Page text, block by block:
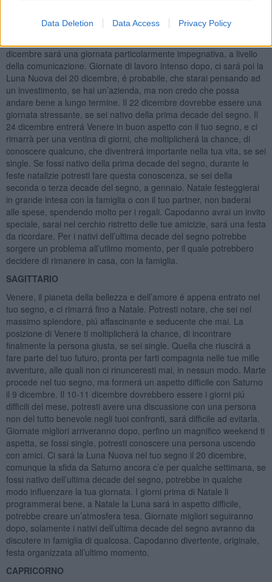
Data Deletion Data Access Privacy Policy
single e nativo dell’ultima decade del segno, con una persona
giovane e brillante potresti fare conoscenza, avrete un intesa
dicembre sará una giornata particolarmente impegnativa, a livello
della comunicazione. Giornate di lavoro intenso dopo, ci sará poi la
Luna Nuova del 20 dicembre, é probabile, che starai pensando ad
un investimento, se hai un’azienda, ma non credo che possa
andare bene a lungo termine. Il 22 dicembre dovrebbe essere una
giornata stressante, se sei nativo della prima decade del segno. Il
24 dicembre entrerá Venere in buon aspetto con il tuo segno, e ci
rimarrà per una ventina di giorni, che moltiplicherá la chance, di
conoscere qualcuno, che diventrerá importante nella tua vita, se sei
single. Se fossi nativo della prima decade del segno, durante le
feste natalizie potresti fare questa conoscenza, se sei della
seconda o terza decade del segno, a gennaio. Natale festeggierai
in grande intesa con la famiglia o con il tuo partner, non baderai
alle spese, spendendo molto per i regali. Capodanno avrai un invito
speciale, sarai nel cerchio ristretto delle tue amicizie, sará una festa
da ricordare. Per i nativi dell’ultima decade del segno potrebbe
sorgere un problema all’utlimo momento, per il quale potrebbero
decidere di rimanere in casa, con la famiglia.
SAGITTARIO
Venere, il pianeta della bellezza e dell’amore é appena entrato nel
tuo segno, e ci rimarrá fino a Natale. Potresti notare, che sei nel
massimo splendore, piú affascinante e seducente che mai. La
posizione di Venere ti moltiplicherá la chance, di incontrare
finalmente la persona giusta, se sei single. Quella che riuscirá a
fare parte del tuo futuro, pronta per farti compagnia nelle tue mille
avventure, alle quali non ci rinunceresti mai, in nessun modo. Marte
procede nel tuo segno, ma formerá un aspetto difficile con Saturno
il 9 dicembre. Il 10-11 dicembre dovrebbero essere i giorni piú
difficili del mese, potresti avere una discussione con una persona
non del tutto benevole negli tuoi confronti, sará difficile ad evitarla.
Giornate migliori arriveranno dopo, perfino un magnifico weekend ti
aspetta, se fossi single, potresti conoscere una persona uscendo
con amici. Ci sará la Luna Nuova nel tuo segno il 20 dicembre,
comunque la sfida da Saturno ancora c’e per qualche settimana, se
fossi nativo dell’ultima decade del segno, potrebbe in qualche
modo influenzare la tua giornata. I giorni prima di Natale li
programmerai bene, a Natale la Luna sará in aspetto difficile,
potrebbe creare un’atmosfera tesa. Giornate migliori seguiranno
dopo, solamente i nativi dell’ultima decade del segno avranno da
discutere in famiglia di qualcosa. Capodanno divertente, originale,
festa organizzata all’ultimo momento.
CAPRICORNO